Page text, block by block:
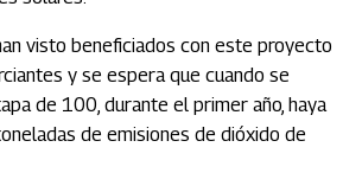
visto beneficiados con este proyecto
y se espera que cuando se
de 100, durante el primer año, haya
de emisiones de dióxido de